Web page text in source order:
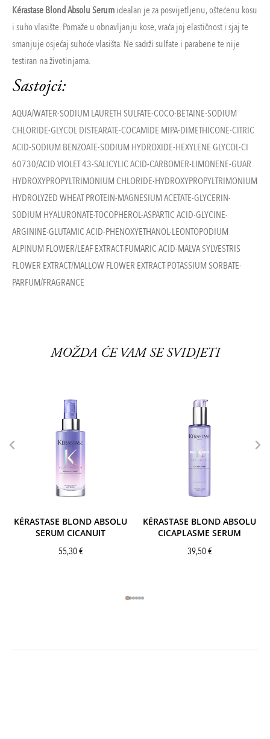
Kérastase Blond Absolu Serumidealan je za posvijetljenu, oštećenu kosu
i suho vlasište. Pomaže u obnavljanju kose, vraća joj elastičnost i sjaj te
smanjuje osjećaj suhoće vlasišta. Ne sadrži sulfate i parabene te nije
testiran na životinjama.
Sastojci:
AQUA/WATER-SODIUM LAURETH SULFATE-COCO-BETAINE-SODIUM
CHLORIDE-GLYCOL DISTEARATE-COCAMIDE MIPA-DIMETHICONE-CITRIC
ACID-SODIUM BENZOATE-SODIUM HYDROXIDE-HEXYLENE GLYCOL-CI
60730/ACID VIOLET 43-SALICYLIC ACID-CARBOMER-LIMONENE-GUAR
HYDROXYPROPYLTRIMONIUM CHLORIDE-HYDROXYPROPYLTRIMONIUM
HYDROLYZED WHEAT PROTEIN-MAGNESIUM ACETATE-GLYCERIN-
SODIUM HYALURONATE-TOCOPHEROL-ASPARTIC ACID-GLYCINE-
ARGININE-GLUTAMIC ACID-PHENOXYETHANOL-LEONTOPODIUM
ALPINUM FLOWER/LEAF EXTRACT-FUMARIC ACID-MALVA SYLVESTRIS
FLOWER EXTRACT/MALLOW FLOWER EXTRACT-POTASSIUM SORBATE-
PARFUM/FRAGRANCE
MOŽDA ĆE VAM SE SVIDJETI
KÉRASTASE BLOND ABSOLU
SERUM CICANUIT
55,30€
KÉRASTASE BLOND ABSOLU
CICAPLASME SERUM
39,50€